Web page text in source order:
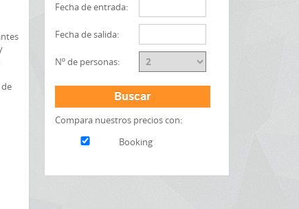
Fecha de entrada:
Fecha de salida:
Nº de personas:
Buscar
Compara nuestros precios con:
Booking